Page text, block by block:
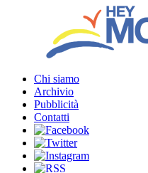
Chi siamo
Archivio
Pubblicità
Contatti